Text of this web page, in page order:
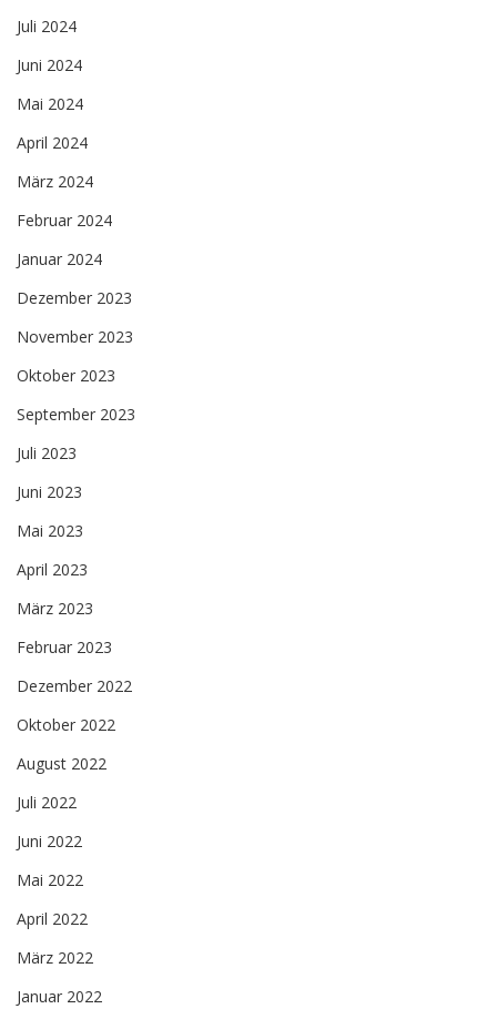
Juli 2024
Juni 2024
Mai 2024
April 2024
März 2024
Februar 2024
Januar 2024
Dezember 2023
November 2023
Oktober 2023
September 2023
Juli 2023
Juni 2023
Mai 2023
April 2023
März 2023
Februar 2023
Dezember 2022
Oktober 2022
August 2022
Juli 2022
Juni 2022
Mai 2022
April 2022
März 2022
Januar 2022